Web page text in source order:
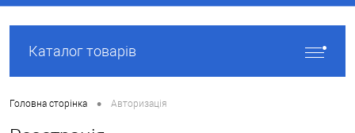
Каталог товарів
Головна сторінка • Авторизація